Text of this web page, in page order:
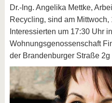
Dr.-Ing. Angelika Mettke,
Recycling, sind am
Interessierten um 17:30 Uhr
Wohnungsgenossenschaft
der Brandenburger Straße